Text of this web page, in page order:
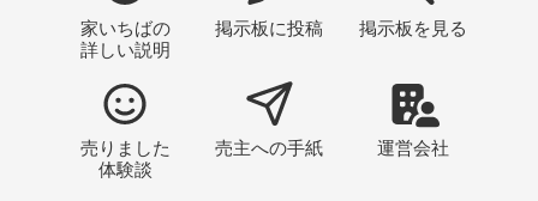
家いちばの
詳しい説明
掲示板に投稿 掲示板 を見る
売りました
体験談
売主への手紙 運営会社